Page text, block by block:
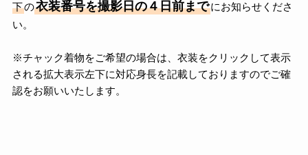
下の衣装番号を撮影日の４日前までにお知らせくださ
い。
※チャック着物をご希望の場合は、衣装をクリックして表示
される拡大表示左下に対応身長を記載しておりますのでご確
認をお願いいたします。